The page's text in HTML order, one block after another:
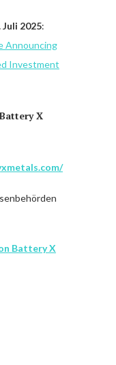
Juli 2025:
Announcing
Investment
Battery X
Battery X